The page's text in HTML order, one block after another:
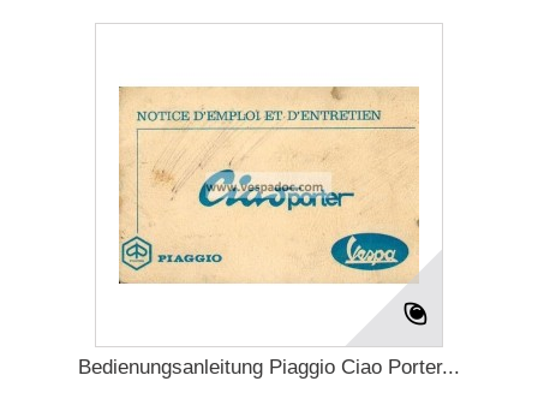
Bedienungsanleitung Piaggio Ciao Porter...